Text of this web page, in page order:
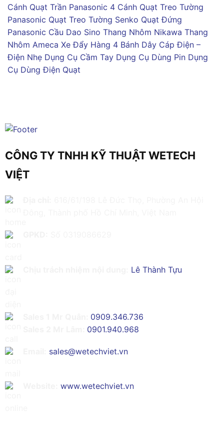
Cánh Quạt Trần Panasonic 4 Cánh Quạt Treo Tường
Panasonic Quạt Treo Tường Senko Quạt Đứng
Panasonic Cầu Dao Sino Thang Nhôm Nikawa Thang
Nhôm Ameca Xe Đẩy Hàng 4 Bánh Dây Cáp Điện –
Điện Nhẹ Dụng Cụ Cầm Tay Dụng Cụ Dùng Pin Dụng
Cụ Dùng Điện Quạt
CÔNG TY TNHH KỸ THUẬT WETECH
VIỆT
Lê Thành Tựu
0909.346.736
0901.940.968
sales@wetechviet.vn
www.wetechviet.vn